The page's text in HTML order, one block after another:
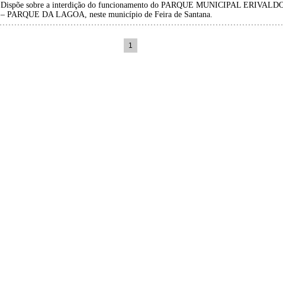
Dispõe sobre a interdição do funcionamento do PARQUE MUNICIPAL
– PARQUE DA LAGOA, neste município de Feira de Santana.
1